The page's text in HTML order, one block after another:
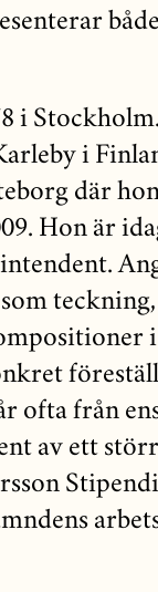
i
i
där
Hon är
ofta från
av ett